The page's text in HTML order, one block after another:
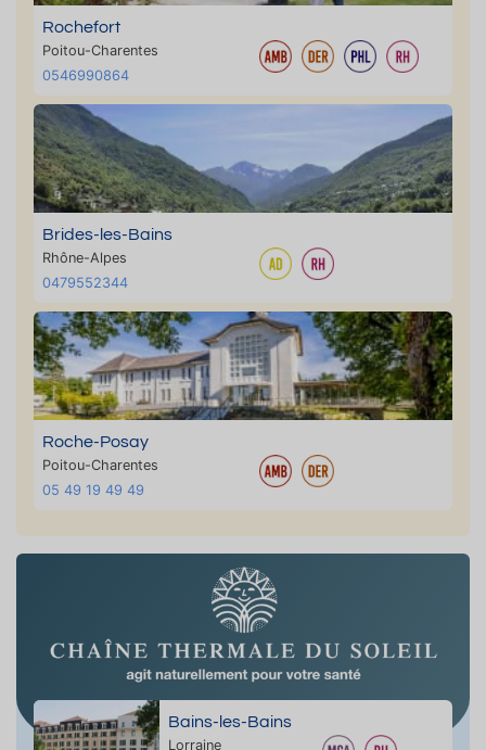
Rochefort
Poitou-Charentes
0546990864
Brides-les-Bains
Rhône-Alpes
0479552344
Roche-Posay
Poitou-Charentes
05 49 19 49 49
Bains-les-Bains
Lorraine